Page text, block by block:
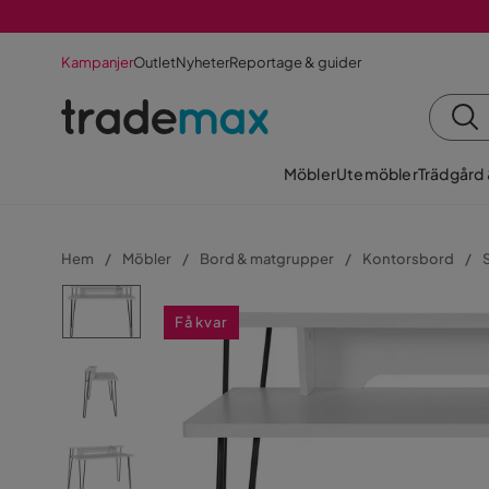
KampanjerOutletNyheterReportage & guider
MöblerUtemöblerTrädgård
Hem Möbler Bord & matgrupper Kontorsbord
Få kvar